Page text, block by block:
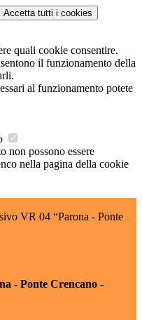
Accetta tutti i cookies
quali cookie consentire.
il funzionamento della
al funzionamento potete
non possono essere
nella pagina della cookie
VR 04 “Parona - Ponte
- Ponte Crencano -